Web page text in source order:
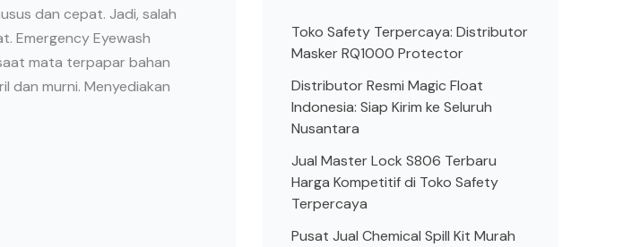
dan cepat. Jadi, salah
Emergency Eyewash
mata terpapar bahan
dan murni. Menyediakan
Toko Safety Terpercaya: Distributor
Masker RQ1000 Protector
Distributor Resmi Magic Float
Indonesia: Siap Kirim ke Seluruh
Nusantara
Jual Master Lock S806 Terbaru
Harga Kompetitif di Toko Safety
Terpercaya
Pusat Jual Chemical Spill Kit Murah